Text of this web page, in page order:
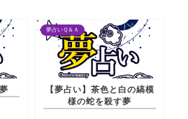
夢占いＱ＆Ａ
【夢占い】茶色と白の縞模
様の蛇を殺す夢